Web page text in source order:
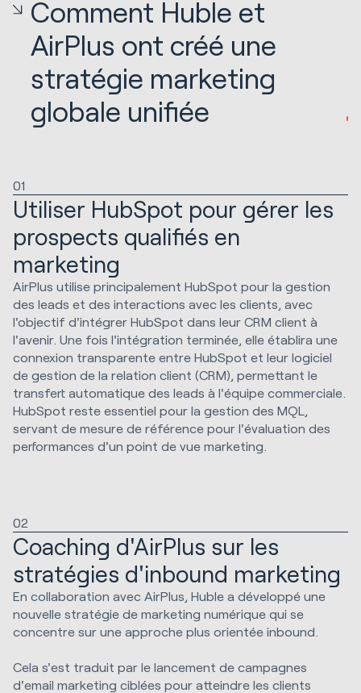
Comment Huble et
AirPlus ont créé une
stratégie marketing
globale unifiée
01
Utiliser HubSpot pour gérer les
prospects qualifiés en
marketing
AirPlus utilise principalement HubSpot pour la gestion
des leads et des interactions avec les clients, avec
l'objectif d'intégrer HubSpot dans leur CRM client à
l'avenir. Une fois l'intégration terminée, elle établira une
connexion transparente entre HubSpot et leur logiciel
de gestion de la relation client (CRM), permettant le
transfert automatique des leads à l'équipe commerciale.
HubSpot reste essentiel pour la gestion des MQL,
servant de mesure de référence pour l'évaluation des
performances d'un point de vue marketing.
02
Coaching d'AirPlus sur les
stratégies d'inbound marketing
En collaboration avec AirPlus, Huble a développé une
nouvelle stratégie de marketing numérique qui se
concentre sur une approche plus orientée inbound.
Cela s'est traduit par le lancement de campagnes
d'email marketing ciblées pour atteindre les clients